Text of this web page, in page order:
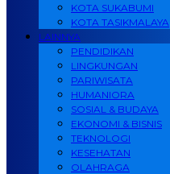
KOTA SUKABUMI
KOTA TASIKMALAYA
LAINNYA
PENDIDIKAN
LINGKUNGAN
PARIWISATA
HUMANIORA
SOSIAL & BUDAYA
EKONOMI & BISNIS
TEKNOLOGI
KESEHATAN
OLAHRAGA